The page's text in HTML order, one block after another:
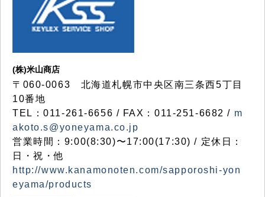
(株)米山商店
〒060-0063 北海道札幌市中央区南三条西5丁目
10番地
TEL：011-261-6656 / FAX：011-251-6682 / m
akoto.s@yoneyama.co.jp
営業時間：9:00(8:30)〜17:00(17:30) / 定休日：
日・祝・他
http://www.kanamonoten.com/sapporoshi-yon
eyama/products